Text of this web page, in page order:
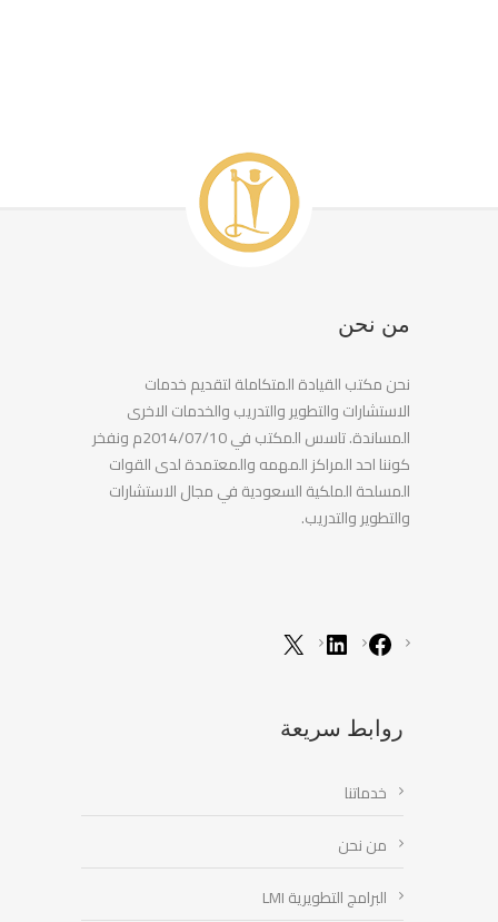
من نحن
نحن مكتب القيادة المتكاملة لتقديم خدمات
الاستشارات والتطوير والتدريب والخدمات الاخرى
المساندة. تاسس المكتب في 2014/07/10م ونفخر
كوننا احد المراكز المهمه والمعتمدة لدى القوات
المسلحة الملكية السعودية في مجال الاستشارات
والتطوير والتدريب.
روابط سريعة
خدماتنا
من نحن
البرامج التطويرية LMI